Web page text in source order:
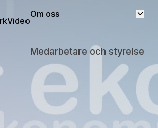
Video
Om oss
Medarbetare och styrelse